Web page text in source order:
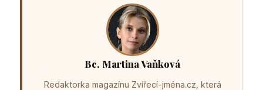
Bc. Martina Vaňková
Redaktorka magazínu Zvířecí-jména.cz, která